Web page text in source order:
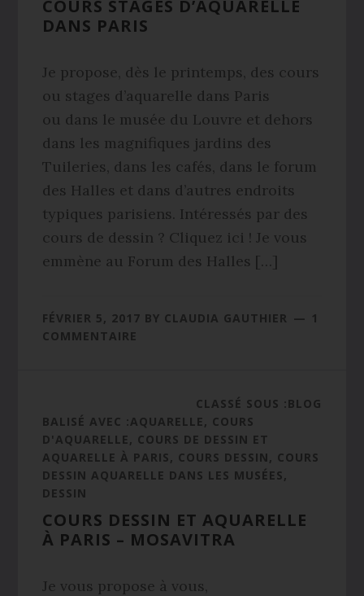
COURS STAGES D’AQUARELLE
DANS PARIS
Je propose, dès le printemps, des cours
ou stages d’aquarelle dans Paris
ou dans le musée du Louvre et dehors
dans les magnifiques jardins des
Tuileries, dans les cafés, dans le forum
des Halles et dans d’autres endroits
typiques parisiens. Intéressés par des
cours de dessin ? Cliquez ici ! Je vous
emmène au Forum des Halles […]
FÉVRIER 5, 2017 BY CLAUDIA GAUTHIER
1
COMMENTAIRE
CLASSÉ SOUS :BLOG
BALISÉ AVEC :AQUARELLE, COURS
D'AQUARELLE, COURS DE DESSIN ET
AQUARELLE À PARIS, COURS DESSIN, COURS
DESSIN AQUARELLE DANS LES MUSÉES,
DESSIN
COURS DESSIN ET AQUARELLE
À PARIS – MOSAVITRA
Je vous propose à vous,